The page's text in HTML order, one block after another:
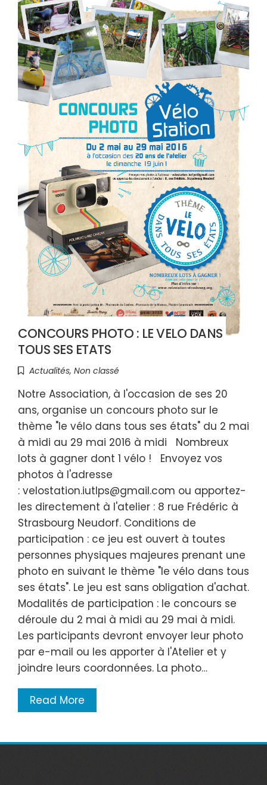
CONCOURS PHOTO : LE VELO DANS
TOUS SES ETATS
Actualités, Non classé
Notre Association, à l'occasion de ses 20
ans, organise un concours photo sur le
thème "le vélo dans tous ses états" du 2 mai
à midi au 29 mai 2016 à midi Nombreux
lots à gagner dont 1 vélo ! Envoyez vos
photos à l'adresse
: velostation.iutlps@gmail.com ou apportez-
les directement à l'atelier : 8 rue Frédéric à
Strasbourg Neudorf. Conditions de
participation : ce jeu est ouvert à toutes
personnes physiques majeures prenant une
photo en suivant le thème "le vélo dans tous
ses états". Le jeu est sans obligation d'achat.
Modalités de participation : le concours se
déroule du 2 mai à midi au 29 mai à midi.
Les participants devront envoyer leur photo
par e-mail ou les apporter à l'Atelier et y
joindre leurs coordonnées. La photo…
Read More